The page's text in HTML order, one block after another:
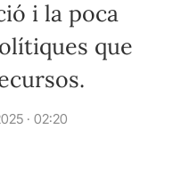
i la poca
que
· 02:20